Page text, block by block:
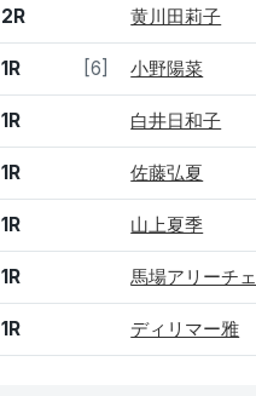
2R 黄川田莉子
1R [6] 小野陽菜
1R 白井日和子
1R 佐藤弘夏
1R 山上夏季
1R 馬場アリーチェ
1R ディリマー雅